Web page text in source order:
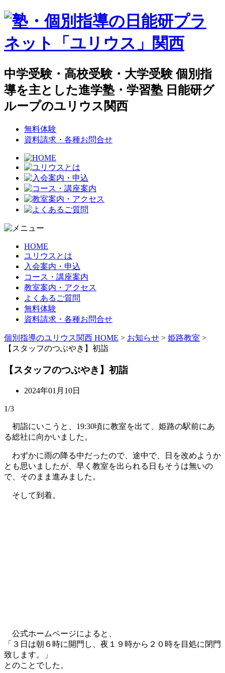
中学受験・高校受験・大学受験 個別指
導を主とした進学塾・学習塾 日能研グ
ループのユリウス関西
無料体験
資料請求・各種お問合せ
HOME
ユリウスとは
入会案内・申込
コース・講座案内
教室案内・アクセス
よくあるご質問
無料体験
資料請求・各種お問合せ
個別指導のユリウス関西 HOME > お知らせ > 姫路教室 >
【スタッフのつぶやき】初詣
【スタッフのつぶやき】初詣
2024年01月10日
1/3
初詣にいこうと、19:30頃に教室を出て、姫路の駅前にあ
る総社に向かいました。
わずかに雨の降る中だったので、途中で、日を改めようか
とも思いましたが、早く教室を出られる日もそうは無いの
で、そのまま進みました。
そして到着。
公式ホームページによると、
「３日は朝６時に開門し、夜１９時から２０時を目処に閉門
致します。」
とのことでした。